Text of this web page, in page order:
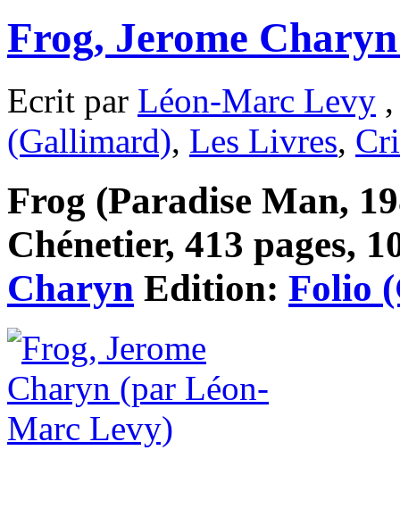
Frog, Jerome
Ecrit par Léon-Marc Levy
(Gallimard), Les Livres,
Frog (Paradise Man,
Chénetier, 413 pages,
Charyn Edition: Folio